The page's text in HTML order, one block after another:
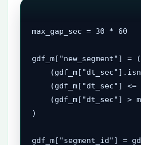
max_gap_sec = 30 * 60
gdf_m["new_segment"] = (
(gdf_m["dt_sec"] <=
(gdf_m["dt_sec"] >
)
gdf_m["segment_id"] =